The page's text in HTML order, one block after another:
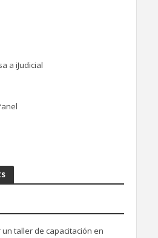
a iJudicial
taller de capacitación en